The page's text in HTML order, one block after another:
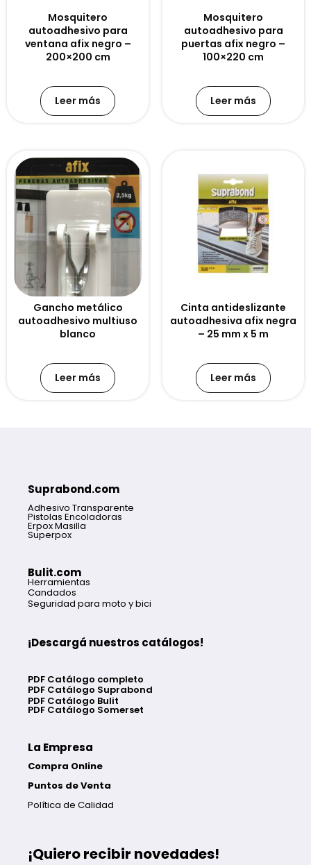
Mosquitero
autoadhesivo para
ventana afix negro –
200×200 cm
Leer más
Mosquitero
autoadhesivo para
puertas afix negro –
100×220 cm
Leer más
Gancho metálico
autoadhesivo multiuso
blanco
Leer más
Cinta antideslizante
autoadhesiva afix negra
– 25 mm x 5 m
Leer más
Suprabond.com
Adhesivo Transparente
Pistolas Encoladoras
Erpox Masilla
Superpox
Bulit.com
Herramientas
Candados
Seguridad para moto y bici
¡Descargá nuestros catálogos!
PDF Catálogo completo
PDF Catálogo Suprabond
PDF Catálogo Bulit
PDF Catálogo Somerset
La Empresa
Compra Online
Puntos de Venta
Política de Calidad
¡Quiero recibir novedades!